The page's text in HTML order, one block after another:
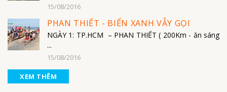
15/08/2016
PHAN THIẾT - BIỂN XANH VẪY GỌI
NGÀY 1: TP.HCM – PHAN THIẾT ( 200Km - ăn sáng
...
15/08/2016
XEM THÊM